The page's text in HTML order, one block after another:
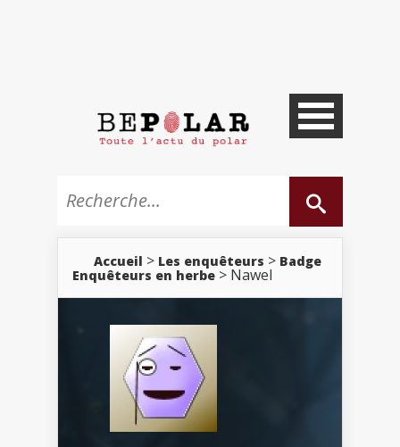
Accueil > Les enquêteurs > Badge
Enquêteurs en herbe > Nawel